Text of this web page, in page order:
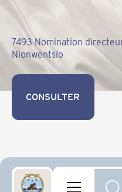
7493 Nomination
Nionwentsïo
CONSULTER
CONSULTER